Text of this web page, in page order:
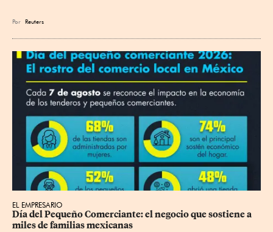
Por Reuters
EL EMPRESARIO
Día del Pequeño Comerciante: el negocio que sostiene a
miles de familias mexicanas